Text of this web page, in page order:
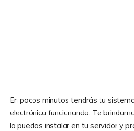
En pocos minutos tendrás tu
electrónica funcionando. Te
lo puedas instalar en tu servidor y